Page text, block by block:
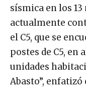
sísmica en los
actualmente
el C5, que se
postes de C5, en
unidades
Abasto”,